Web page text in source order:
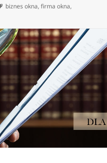
Tagi
biznes okna,firma okna,